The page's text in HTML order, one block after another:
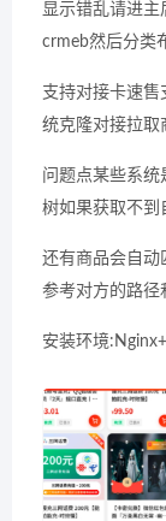
显示错乱请进
crmeb然后分类
支持对接卡速售
统克隆对接拉取
问题点某些系统
树如果获取不到
还有商品会自动
参考对方的路径
安装环境:Nginx+